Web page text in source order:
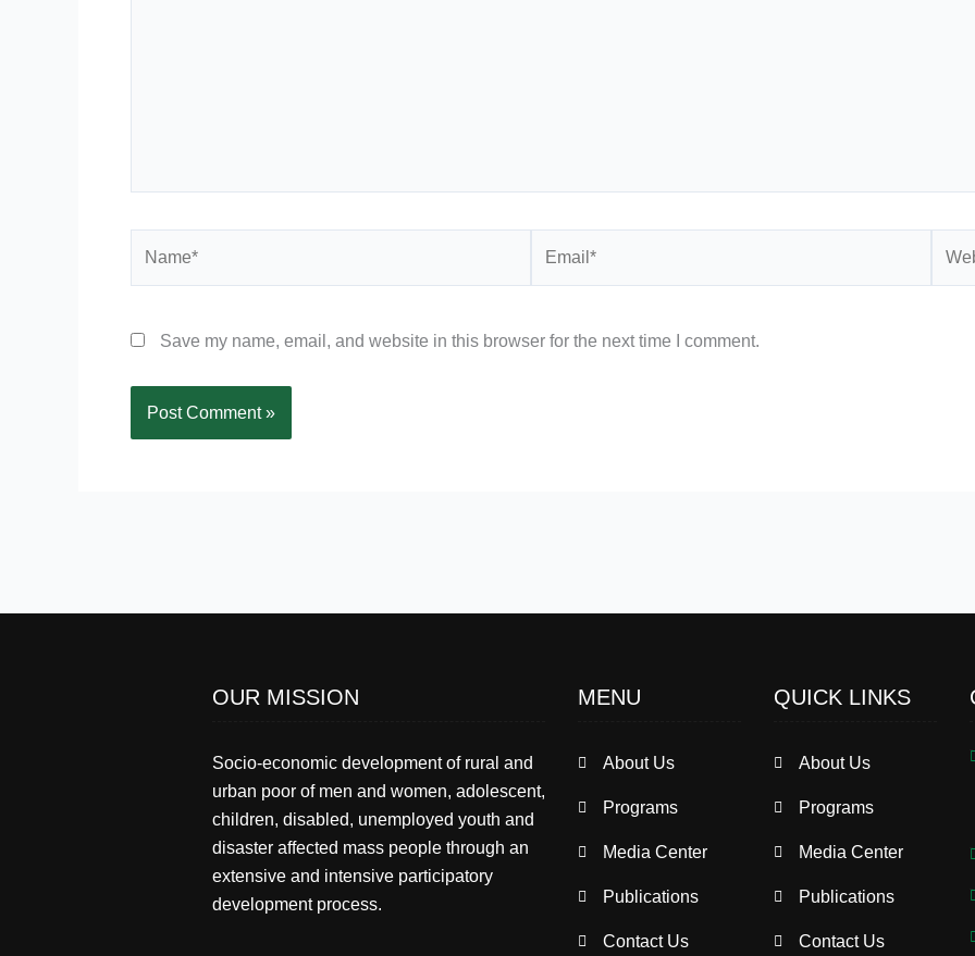
Save my name, email, and website in this browser for the next time I comment.
OUR MISSION
Socio-economic development of rural and
urban poor of men and women, adolescent,
children, disabled, unemployed youth and
disaster affected mass people through an
extensive and intensive participatory
development process.
MENU
About Us
Programs
Media Center
Publications
Contact Us
QUICK LINKS
About Us
Programs
Media Center
Publications
Contact Us